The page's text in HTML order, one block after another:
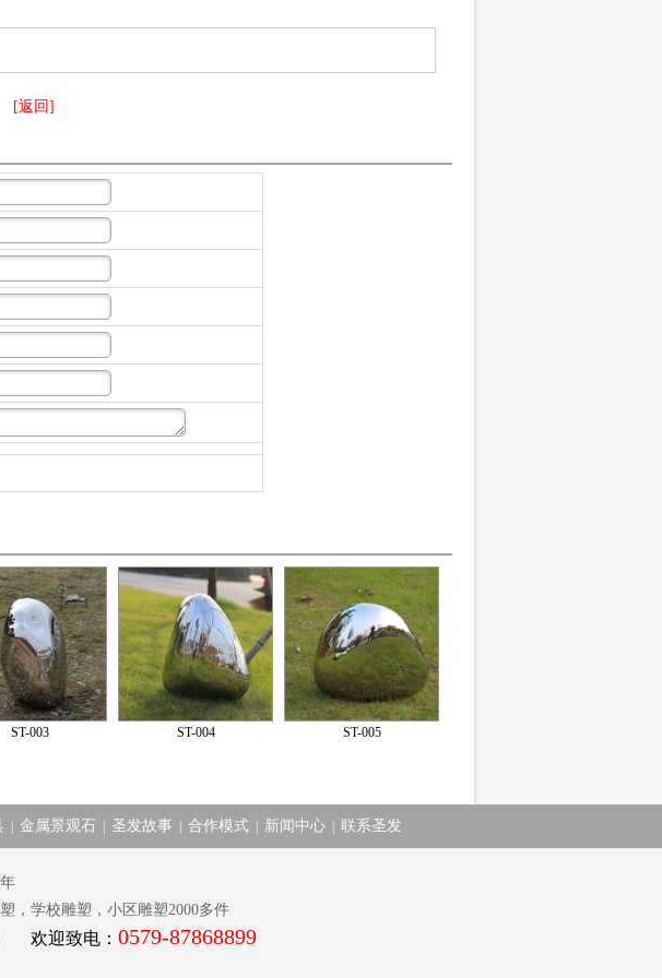
[返回]
ST-003 ST-004 ST-005
金属景观石 圣发故事 合作模式 新闻中心 联系圣发
，学校雕塑，小区雕塑2000多件
塑 欢迎致电： 0579-87868899